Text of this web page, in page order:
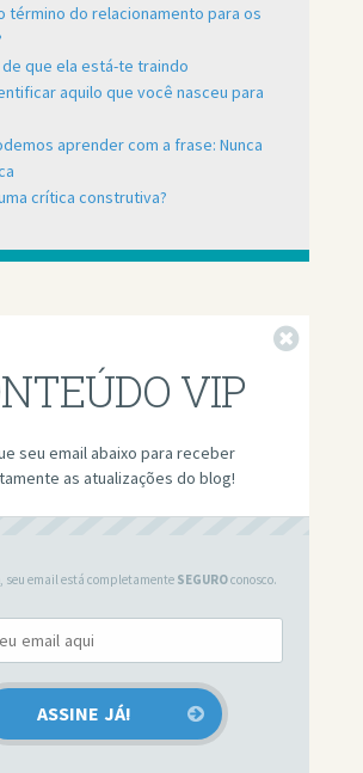
término do relacionamento para os
de que ela está-te traindo
aquilo que você nasceu para
aprender com a frase: Nunca
crítica construtiva?
VIP
seu email abaixo para receber
as atualizações do blog!
seu email está completamente SEGUROconosco.